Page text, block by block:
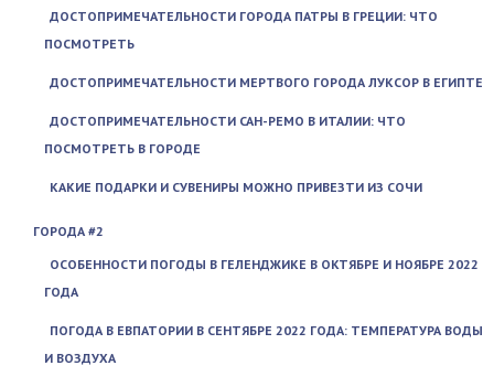
ДОСТОПРИМЕЧАТЕЛЬНОСТИ ГОРОДА ПАТРЫ В ГРЕЦИИ: ЧТО
ПОСМОТРЕТЬ
ДОСТОПРИМЕЧАТЕЛЬНОСТИ МЕРТВОГО ГОРОДА ЛУКСОР В ЕГИПТЕ
ДОСТОПРИМЕЧАТЕЛЬНОСТИ САН-РЕМО В ИТАЛИИ: ЧТО
ПОСМОТРЕТЬ В ГОРОДЕ
КАКИЕ ПОДАРКИ И СУВЕНИРЫ МОЖНО ПРИВЕЗТИ ИЗ СОЧИ
ГОРОДА #2
ОСОБЕННОСТИ ПОГОДЫ В ГЕЛЕНДЖИКЕ В ОКТЯБРЕ И НОЯБРЕ 2022
ГОДА
ПОГОДА В ЕВПАТОРИИ В СЕНТЯБРЕ 2022 ГОДА: ТЕМПЕРАТУРА ВОДЫ
И ВОЗДУХА